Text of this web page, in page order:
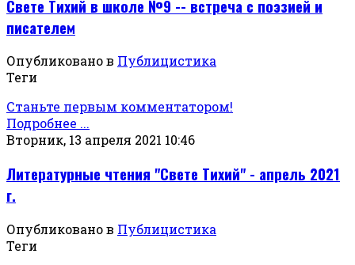
Свете Тихий в школе №9 -- встреча с поэзией и
писателем
Опубликовано в Публицистика
Теги
Станьте первым комментатором!
Подробнее ...
Вторник, 13 апреля 2021 10:46
Литературные чтения "Свете Тихий" - апрель 2021
г.
Опубликовано в Публицистика
Теги